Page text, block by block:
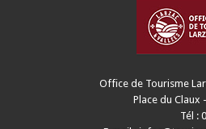
Office de Tourisme
Place du Claux
Tél :